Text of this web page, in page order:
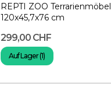
REPTI ZOO Terrarienmöbel
120x45,7x76 cm
299,00 CHF
Auf Lager (1)